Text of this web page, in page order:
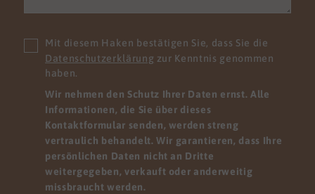
Mit diesem Haken bestätigen Sie, dass Sie die
Datenschutzerklärung zur Kenntnis genommen
haben.
Wir nehmen den Schutz Ihrer Daten ernst. Alle
Informationen, die Sie über dieses
Kontaktformular senden, werden streng
vertraulich behandelt. Wir garantieren, dass Ihre
persönlichen Daten nicht an Dritte
weitergegeben, verkauft oder anderweitig
missbraucht werden.